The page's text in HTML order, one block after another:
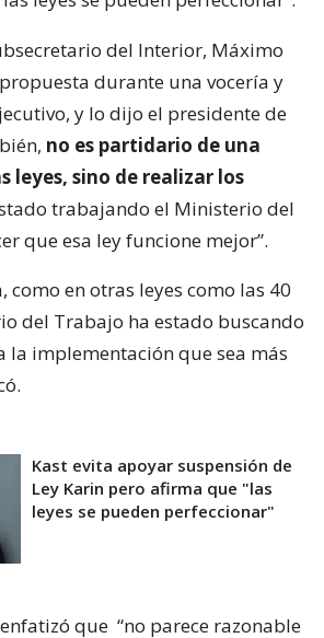
del Interior, Máximo
durante una vocería y
y lo dijo el presidente de
no es partidario de una
leyes, sino de realizar los
trabajando el Ministerio del
que esa ley funcione mejor”.
como en otras leyes como las 40
del Trabajo ha estado buscando
la implementación que sea más
Kast evita apoyar suspensión de
Ley Karin pero afirma que "las
leyes se pueden perfeccionar"
que “no parece razonable